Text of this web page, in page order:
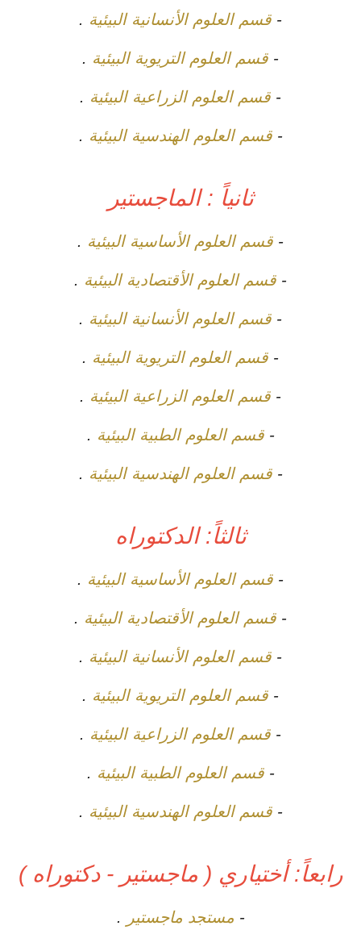
- قسم العلوم الأنسانية البيئية .
- قسم العلوم التريوية البيئية .
- قسم العلوم الزراعية البيئية .
-قسم العلوم الهندسية البيئية .
ثانياً : الماجستير
- قسم العلوم الأساسية البيئية .
- قسم العلوم الأقتصادية البيئية .
- قسم العلوم الأنسانية البيئية .
- قسم العلوم التريوية البيئية .
- قسم العلوم الزراعية البيئية .
-قسم العلوم الطبية البيئية .
-قسم العلوم الهندسية البيئية .
ثالثاً: الدكتوراه
- قسم العلوم الأساسية البيئية .
- قسم العلوم الأقتصادية البيئية .
- قسم العلوم الأنسانية البيئية .
- قسم العلوم التريوية البيئية .
- قسم العلوم الزراعية البيئية .
-قسم العلوم الطبية البيئية .
-قسم العلوم الهندسية البيئية .
رابعاً: أختياري ( ماجستير - دكتوراه )
- مستجد ماجستير .